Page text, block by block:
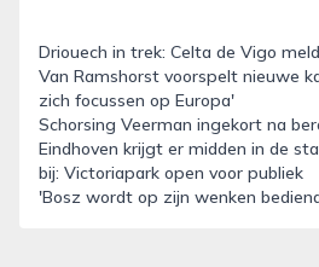
Driouech in trek: Celta de Vigo
Van Ramshorst voorspelt nieuwe
zich focussen op Europa'
Schorsing Veerman ingekort na
Eindhoven krijgt er midden in de
bij: Victoriapark open voor publiek
'Bosz wordt op zijn wenken